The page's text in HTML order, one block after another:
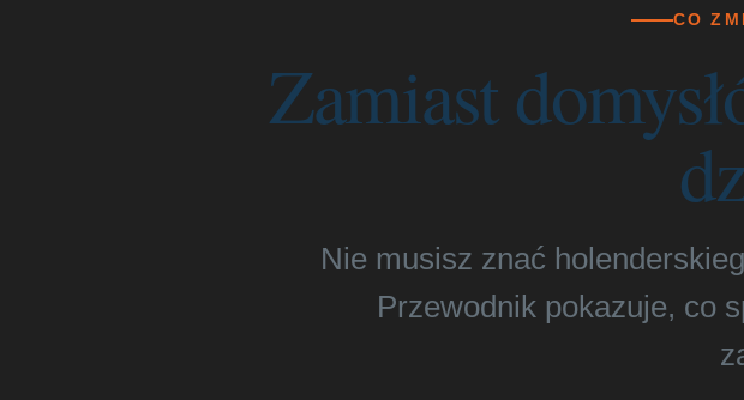
CO
Zamiast
Nie musisz znać
Przewodnik pokazuje, co